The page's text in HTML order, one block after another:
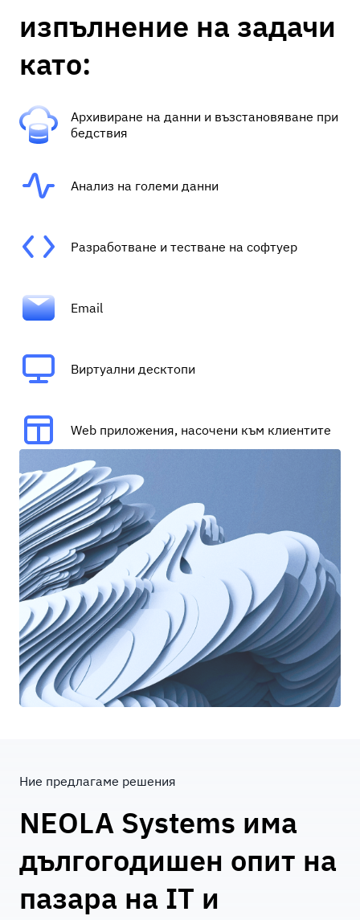
изпълнение на задачи
като:
Архивиране на данни и възстановяване при
бедствия
Анализ на големи данни
Разработване и тестване на софтуер
Email
Виртуални десктопи
Web приложения, насочени към клиентите
Ние предлагаме решения
NEOLA Systems има
дългогодишен опит на
пазара на IT и